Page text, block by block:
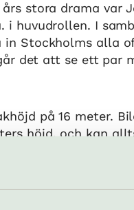
stora drama var
i huvudrollen. I
in Stockholms alla
det att se ett par
på 16 meter.
höjd, och kan
i 360° kan